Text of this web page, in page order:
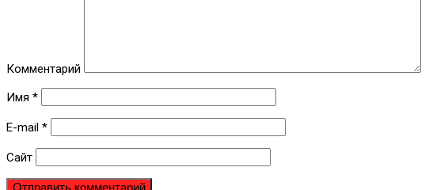
Комментарий
Имя *
E-mail *
Сайт